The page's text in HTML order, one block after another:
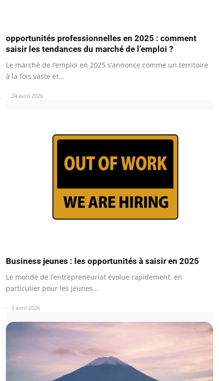
opportunités professionnelles en 2025 : comment
saisir les tendances du marché de l’emploi ?
Le marché de l’emploi en 2025 s’annonce comme un territoire
à la fois vaste et…
24 avril 2026
Business jeunes : les opportunités à saisir en 2025
Le monde de l’entrepreneuriat évolue rapidement, en
particulier pour les jeunes…
3 avril 2026